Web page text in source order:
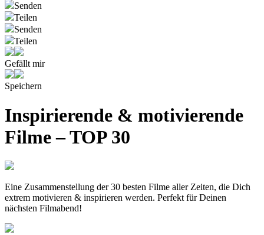
Senden
Teilen
Senden
Teilen
Gefällt mir
Speichern
Inspirierende & motivierende
Filme – TOP 30
Eine Zusammenstellung der 30 besten Filme aller Zeiten, die Dich
extrem motivieren & inspirieren werden. Perfekt für Deinen
nächsten Filmabend!